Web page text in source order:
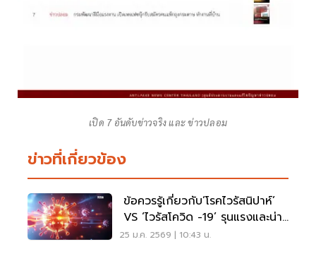
เปิด 7 อันดับข่าวจริง และ ข่าวปลอม
ข่าวที่เกี่ยวข้อง
ข้อควรรู้เกี่ยวกับ’โรคไวรัสนิปาห์’
VS ‘ไวรัสโควิด -19’ รุนแรงและน่า
กังวลแค่ไหน
25 ม.ค. 2569 | 10:43 น.